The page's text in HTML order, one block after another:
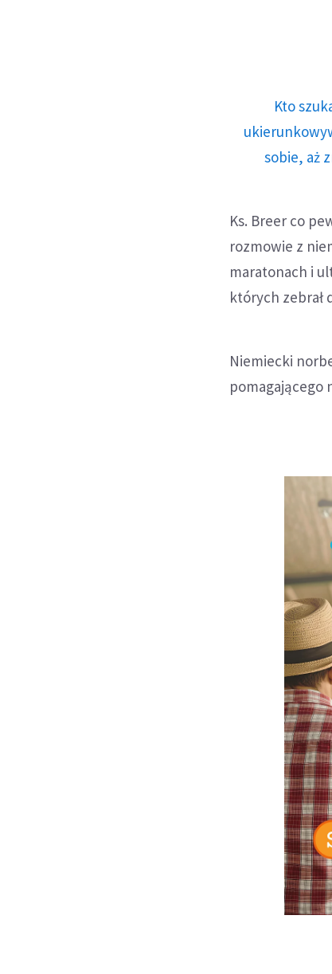
Kto
sobie, aż
Ks. Breer co
rozmowie z
maratonach i
których zebrał
Niemiecki
pomagającego